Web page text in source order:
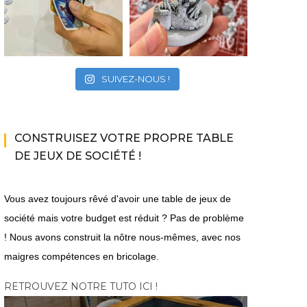
SUIVEZ-NOUS !
CONSTRUISEZ VOTRE PROPRE TABLE
DE JEUX DE SOCIÉTÉ !
Vous avez toujours rêvé d'avoir une table de jeux de
société mais votre budget est réduit ? Pas de problème
! Nous avons construit la nôtre nous-mêmes, avec nos
maigres compétences en bricolage.
RETROUVEZ NOTRE TUTO ICI !